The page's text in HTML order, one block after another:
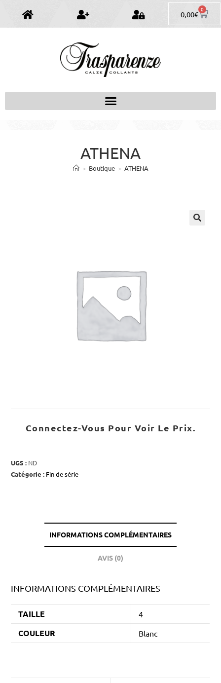
0,00€ 0
ATHENA
> Boutique > ATHENA
Connectez-Vous Pour Voir Le Prix.
UGS : ND
Catégorie : Fin de série
INFORMATIONS COMPLÉMENTAIRES
AVIS (0)
INFORMATIONS COMPLÉMENTAIRES
TAILLE 4
COULEUR Blanc